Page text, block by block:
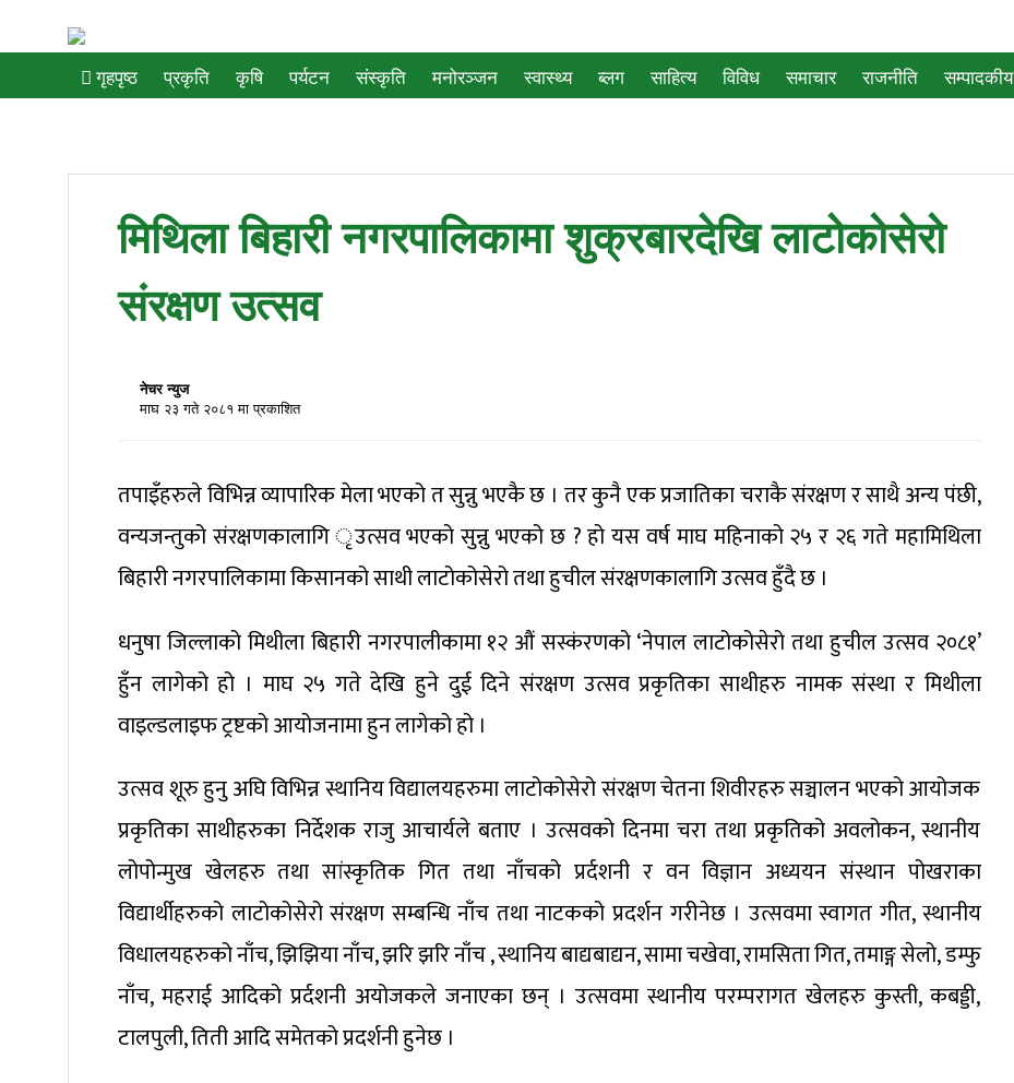
गृहपृष्ठ प्रकृति कृषि पर्यटन संस्कृति मनोरञ्जन स्वास्थ्य ब्लग साहित्य विविध समाचार राजनीति सम्पादकीय
मिथिला बिहारी नगरपालिकामा शुक्रबारदेखि लाटोकोसेरो
संरक्षण उत्सव
नेचर न्युज
माघ २३ गते २०८१ मा प्रकाशित
तपाइँहरुले विभिन्न व्यापारिक मेला भएको त सुन्नु भएकै छ । तर कुनै एक प्रजातिका चराकै संरक्षण र साथै अन्य पंछी,
वन्यजन्तुको संरक्षणकालागि ृउत्सव भएको सुन्नु भएको छ ? हो यस वर्ष माघ महिनाको २५ र २६ गते महामिथिला
बिहारी नगरपालिकामा किसानको साथी लाटोकोसेरो तथा हुचील संरक्षणकालागि उत्सव हुँदै छ ।
धनुषा जिल्लाको मिथीला बिहारी नगरपालीकामा १२ औं सस्कंरणको ‘नेपाल लाटोकोसेरो तथा हुचील उत्सव २०८१’
हुँन लागेको हो । माघ २५ गते देखि हुने दुई दिने संरक्षण उत्सव प्रकृतिका साथीहरु नामक संस्था र मिथीला
वाइल्डलाइफ ट्रष्टको आयोजनामा हुन लागेको हो ।
उत्सव शूरु हुनु अघि विभिन्न स्थानिय विद्यालयहरुमा लाटोकोसेरो संरक्षण चेतना शिवीरहरु सञ्चालन भएको आयोजक
प्रकृतिका साथीहरुका निर्देशक राजु आचार्यले बताए । उत्सवको दिनमा चरा तथा प्रकृतिको अवलोकन, स्थानीय
लोपोन्मुख खेलहरु तथा सांस्कृतिक गित तथा नाँचको प्रर्दशनी र वन विज्ञान अध्ययन संस्थान पोखराका
विद्यार्थीहरुको लाटोकोसेरो संरक्षण सम्बन्धि नाँच तथा नाटकको प्रदर्शन गरीनेछ । उत्सवमा स्वागत गीत, स्थानीय
विधालयहरुको नाँच, झिझिया नाँच, झरि झरि नाँच , स्थानिय बाद्यबाद्यन, सामा चखेवा, रामसिता गित, तमाङ्ग सेलो, डम्फु
नाँच, महराई आदिको प्रर्दशनी अयोजकले जनाएका छन् । उत्सवमा स्थानीय परम्परागत खेलहरु कुस्ती, कबड्डी,
टालपुली, तिती आदि समेतको प्रदर्शनी हुनेछ ।